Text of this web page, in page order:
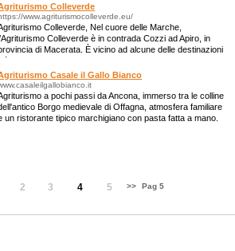
Colleverde
www.agriturismocolleverde.eu/
Colleverde, Nel cuore delle Marche,
Colleverde è in contrada Cozzi ad Apiro, in
di Macerata. È vicino ad alcune delle destinazioni
più rinomate delle Marche.
Casale il Gallo Bianco
a pochi passi da Ancona, immerso tra le colline
Borgo medievale di Offagna, atmosfera familiare
un ristorante tipico marchigiano con pasta fatta a mano.
2 3 4 5 >> Pag 5